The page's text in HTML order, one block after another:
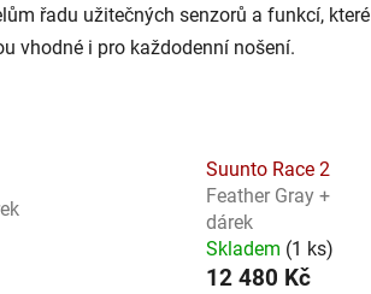
řadu užitečných senzorů a funkcí,
vhodné i pro každodenní nošení.
Suunto Race 2
Feather Gray +
dárek
Skladem (1 ks)
12 480 Kč